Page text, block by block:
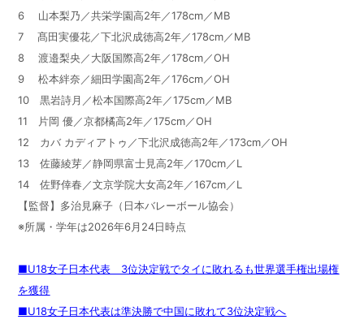
6 山本梨乃／共栄学園高2年／178cm／MB
7 髙田実優花／下北沢成徳高2年／178cm／MB
8 渡邉梨央／大阪国際高2年／178cm／OH
9 松本絆奈／細田学園高2年／176cm／OH
10 黒岩詩月／松本国際高2年／175cm／MB
11 片岡 優／京都橘高2年／175cm／OH
12 カバ カディアトゥ／下北沢成徳高2年／173cm／OH
13 佐藤綾芽／静岡県富士見高2年／170cm／L
14 佐野倖春／文京学院大女高2年／167cm／L
【監督】多治見麻子（日本バレーボール協会）
※所属・学年は2026年6月24日時点
■U18女子日本代表 3位決定戦でタイに敗れるも世界選手権出場権
を獲得
■U18女子日本代表は準決勝で中国に敗れて3位決定戦へ